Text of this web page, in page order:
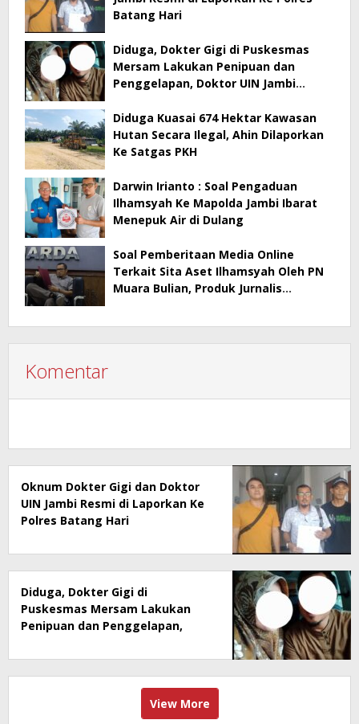
Batang Hari
Diduga, Dokter Gigi di Puskesmas
Mersam Lakukan Penipuan dan
Penggelapan, Doktor UIN Jambi
Diduga Kuasai 674 Hektar Kawasan
Hutan Secara Ilegal, Ahin Dilaporkan
Ke Satgas PKH
Darwin Irianto : Soal Pengaduan
Ilhamsyah Ke Mapolda Jambi Ibarat
Menepuk Air di Dulang
Soal Pemberitaan Media Online
Terkait Sita Aset Ilhamsyah Oleh PN
Muara Bulian, Produk Jurnalis
Komentar
Oknum Dokter Gigi dan Doktor
UIN Jambi Resmi di Laporkan Ke
Polres Batang Hari
Diduga, Dokter Gigi di
Puskesmas Mersam Lakukan
Penipuan dan Penggelapan,
View More